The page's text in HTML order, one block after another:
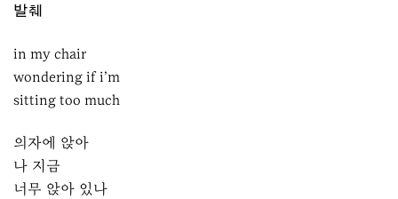
발췌
in my chair
wondering if i’m
sitting too much
의자에 앉아
나 지금
너무 앉아 있나